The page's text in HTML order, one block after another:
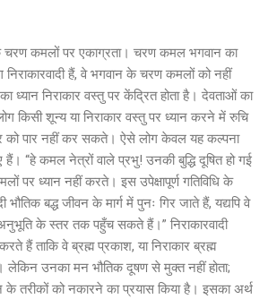
चरण कमलों पर एकाग्रता। चरण कमल भगवान का
हैं, वे भगवान के चरण कमलों को नहीं
ध्यान निराकार वस्तु पर केंद्रित होता है। देवताओं का
किसी शून्य या निराकार वस्तु पर ध्यान करने में रुचि
को पार नहीं कर सकते। ऐसे लोग केवल यह कल्पना
“हे कमल नेत्रों वाले प्रभु! उनकी बुद्धि दूषित हो गई
पर ध्यान नहीं करते। इस उपेक्षापूर्ण गतिविधि के
भौतिक बद्ध जीवन के मार्ग में पुनः गिर जाते हैं, यद्यपि वे
के स्तर तक पहुँच सकते हैं।” निराकारवादी
हैं ताकि वे ब्रह्म प्रकाश, या निराकार ब्रह्म
लेकिन उनका मन भौतिक दूषण से मुक्त नहीं होता;
के तरीकों को नकारने का प्रयास किया है। इसका अर्थ